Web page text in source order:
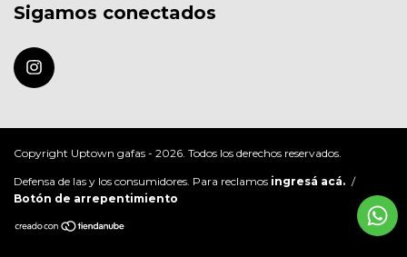
Sigamos conectados
Copyright Uptown gafas - 2026. Todos los derechos reservados.
Defensa de las y los consumidores. Para reclamos ingresá acá. /
Botón de arrepentimiento